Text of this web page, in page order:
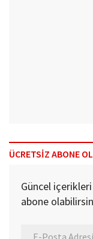
ÜCRETSİZ ABONE OL
Güncel
abone